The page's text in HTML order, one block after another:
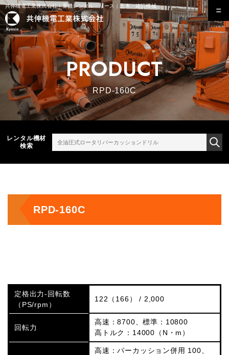
共伸機電工業株式会社｜重機レンタル・リース｜土木・建設機械
PRODUCT
RPD-160C
レンタル機材
検索
RPD-160C
定格出力-回転数
（PS/rpm）
122（166） / 2,000
回転力
高速：8700、標準：10800
高トルク：14000（N・m）
高速：パーカッション併用 100、